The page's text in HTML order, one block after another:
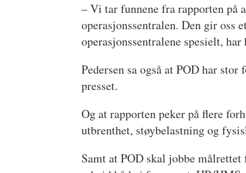
– Vi tar funnene fra rapporten på
operasjonssentralen. Den gir
operasjonssentralene spesielt,
Pedersen sa også at POD har
presset.
Og at rapporten peker på flere
utbrenthet, støybelastning og
Samt at POD skal jobbe